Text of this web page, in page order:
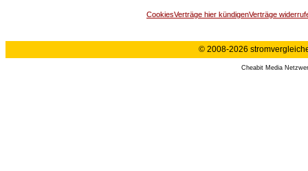
CookiesVerträge hier kündigenVerträge
© 2008-2026
Cheabit Media